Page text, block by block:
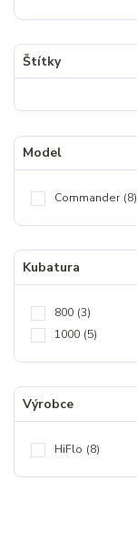
Štítky
Model
Commander (8)
Kubatura
800 (3)
1000 (5)
Výrobce
HiFlo (8)